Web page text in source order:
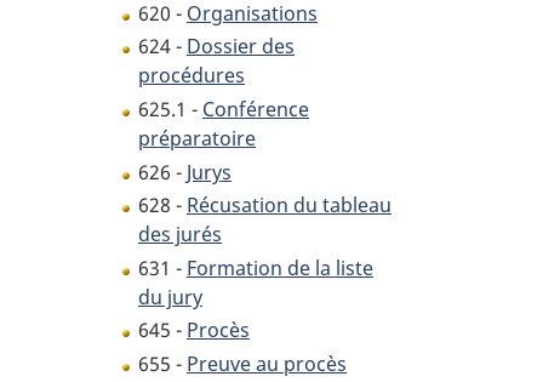
620 - Organisations
624 - Dossier des
procédures
625.1 - Conférence
préparatoire
626 - Jurys
628 - Récusation du tableau
des jurés
631 - Formation de la liste
du jury
645 - Procès
655 - Preuve au procès